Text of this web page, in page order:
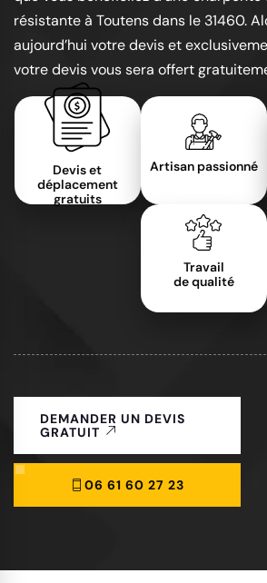
résistante à Toutens dans le 31460.
aujourd’hui votre devis et
votre devis vous sera offert
Devis et
déplacement
gratuits
Artisan passionné
Travail
de qualité
DEMANDER UN DEVIS
GRATUIT
06 61 60 27 23